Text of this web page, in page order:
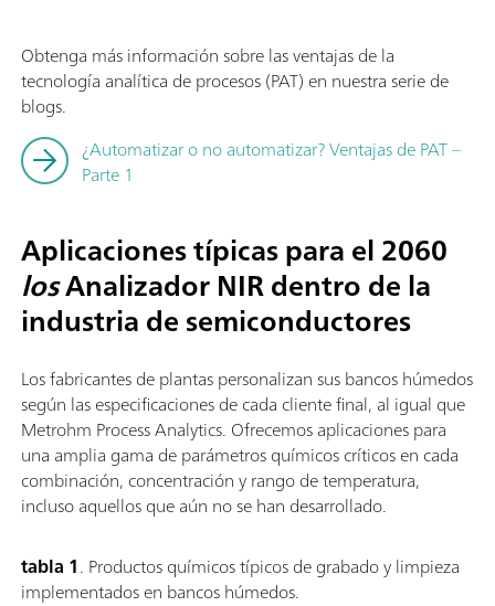
Obtenga más información sobre las ventajas de la
tecnología analítica de procesos (PAT) en nuestra serie de
blogs.
¿Automatizar o no automatizar? Ventajas de PAT –
Parte 1
Aplicaciones típicas para el 2060
losAnalizador NIR dentro de la
industria de semiconductores
Los fabricantes de plantas personalizan sus bancos húmedos
según las especificaciones de cada cliente final, al igual que
Metrohm Process Analytics. Ofrecemos aplicaciones para
una amplia gama de parámetros químicos críticos en cada
combinación, concentración y rango de temperatura,
incluso aquellos que aún no se han desarrollado.
tabla 1. Productos químicos típicos de grabado y limpieza
implementados en bancos húmedos.